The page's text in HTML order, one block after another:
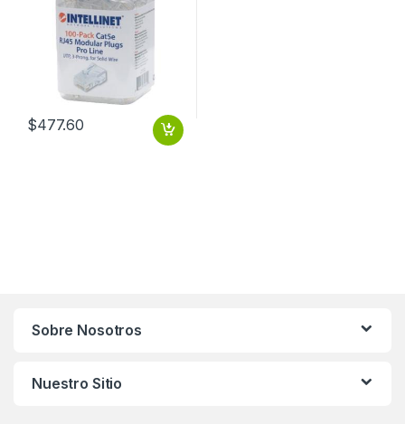
$477.60
Sobre Nosotros
Nuestro Sitio